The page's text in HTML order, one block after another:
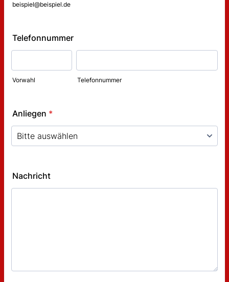
beispiel@beispiel.de
Telefonnummer
Vorwahl Telefonnummer
Anliegen *
Nachricht